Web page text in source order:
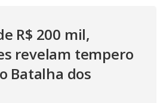
R$ 200 mil,
revelam tempero
Batalha dos